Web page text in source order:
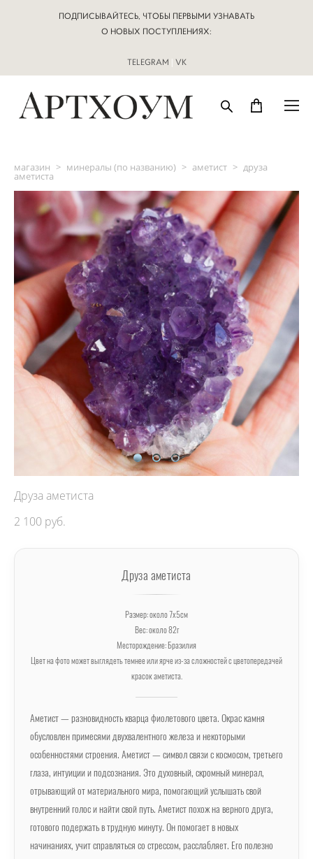
ПОДПИСЫВАЙТЕСЬ, ЧТОБЫ ПЕРВЫМИ УЗНАВАТЬ
О НОВЫХ ПОСТУПЛЕНИЯХ:
TELEGRAM | VK
магазин > минералы (по названию) > аметист > друза
аметиста
Друза аметиста
2 100 pуб.
Друза аметиста
Размер: около 7х5см
Вес: около 82г
Месторождение: Бразилия
Цвет на фото может выглядеть темнее или ярче из-за сложностей с цветопередачей
красок аметиста.
Аметист — разновидность кварца фиолетового цвета. Окрас камня
обусловлен примесями двухвалентного железа и некоторыми
особенностями строения. Аметист — символ связи с космосом, третьего
глаза, интуиции и подсознания. Это духовный, скромный минерал,
отрывающий от материального мира, помогающий услышать свой
внутренний голос и найти свой путь. Аметист похож на верного друга,
готового подержать в трудную минуту. Он помогает в новых
начинаниях, учит справляться со стрессом, расслабляет. Его полезно